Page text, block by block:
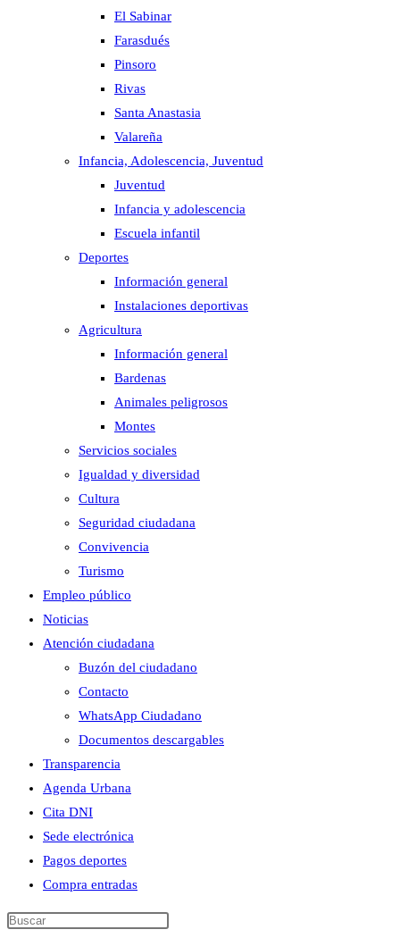
El Sabinar
Farasdués
Pinsoro
Rivas
Santa Anastasia
Valareña
Infancia, Adolescencia, Juventud
Juventud
Infancia y adolescencia
Escuela infantil
Deportes
Información general
Instalaciones deportivas
Agricultura
Información general
Bardenas
Animales peligrosos
Montes
Servicios sociales
Igualdad y diversidad
Cultura
Seguridad ciudadana
Convivencia
Turismo
Empleo público
Noticias
Atención ciudadana
Buzón del ciudadano
Contacto
WhatsApp Ciudadano
Documentos descargables
Transparencia
Agenda Urbana
Cita DNI
Sede electrónica
Pagos deportes
Compra entradas
Buscar